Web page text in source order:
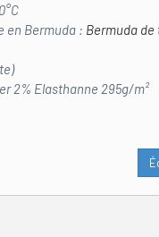
en Bermuda : Bermuda
2% Elasthanne 295g/m²